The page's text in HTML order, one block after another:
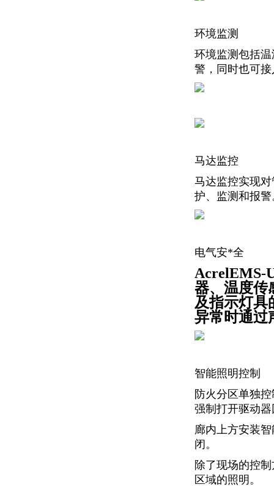
环境监测
环境监测包括
警，同时也可
马达监控
马达监控实现
护、监测和报
电气安*全
AcrelEMS-
器、温度传
及指示灯具
异常时通过
智能照明控制
防火分区单独
强制打开驱动
廊内上方安装
闭。
除了现场的控
区域的照明。